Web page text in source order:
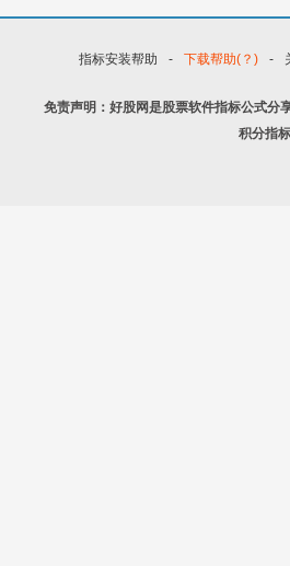
指标安装帮助 - 下载帮助(？) -
免责声明：好股网是股票软件指标公式分
积分指